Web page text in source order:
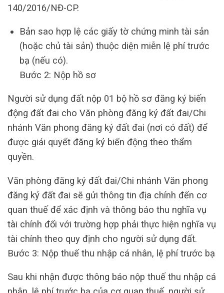
140/2016/NĐ-CP.
Bản sao hợp lệ các giấy tờ chứng minh tài sản
(hoặc chủ tài sản) thuộc diện miễn lệ phí trước
bạ (nếu có).
Bước 2: Nộp hồ sơ
Người sử dụng đất nộp 01 bộ hồ sơ đăng ký biến
động đất đai cho Văn phòng đăng ký đất đai/Chi
nhánh Văn phong đăng ký đất đai (nơi có đất) để
được giải quyết đăng ký biến động theo thẩm
quyền.
Văn phòng đăng ký đất đai/Chi nhánh Văn phong
đăng ký đất đai sẽ gửi thông tin địa chính đến cơ
quan thuế để xác định và thông báo thu nghĩa vụ
tài chính đối với trường hợp phải thực hiện nghĩa vụ
tài chính theo quy định cho người sử dụng đất.
Bước 3: Nộp thuế thu nhập cá nhân, lệ phí trước bạ
Sau khi nhận được thông báo nộp thuế thu nhập cá